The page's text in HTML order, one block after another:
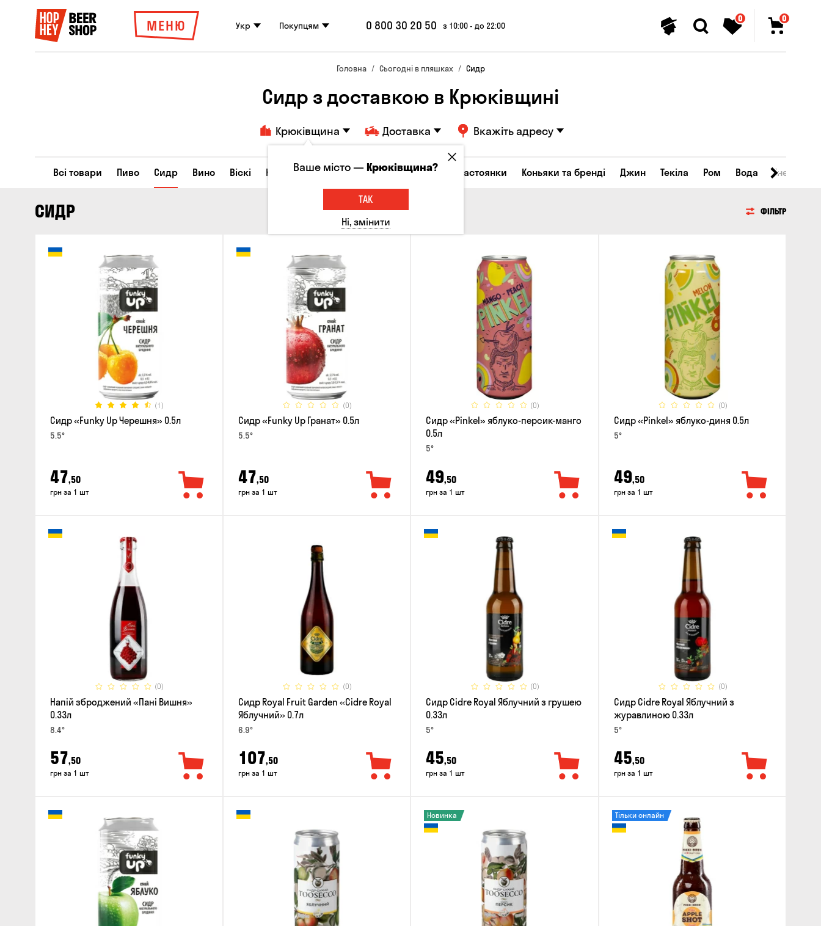
МЕНЮ Укр Покупцям 0 800 30 20 50 з 10:00 - до 22:00
0 0
Головна Сьогодні в пляшках Сидр
Сидр з доставкою в Крюківщині
Крюківщина Доставка Вкажіть адресу
Всі товари Пиво Сидр Вино Віскі Коктейлі Горілка Соджу Лікери та настоянки Коньяки та бренді Джин Текіла Ром Вода
СИДР ФІЛЬТР
(1)
Сидр «Funky Up Черешня» 0.5л
5.5°
47,50
грн за 1 шт
(0)
Сидр «Funky Up Гранат» 0.5л
5.5°
47,50
грн за 1 шт
(0)
Сидр «Pinkel» яблуко-персик-манго
0.5л
5°
49,50
грн за 1 шт
(0)
Сидр «Pinkel» яблуко-диня 0.5л
5°
49,50
грн за 1 шт
(0)
Напій зброджений «Пані Вишня»
0.33л
8.4°
57,50
грн за 1 шт
(0)
Сидр Royal Fruit Garden «Cidre Royal
Яблучний» 0.7л
6.9°
107,50
грн за 1 шт
(0)
Сидр Cidre Royal Яблучний з грушею
0.33л
5°
45,50
грн за 1 шт
(0)
Сидр Cidre Royal Яблучний з
журавлиною 0.33л
5°
45,50
грн за 1 шт
Новинка Тільки онлайн
Ваше місто —Крюківщина?
ТАК
Ні, змінити